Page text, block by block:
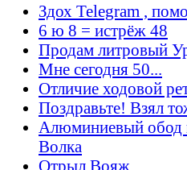
Здох Telegram ,
6 ю 8 = истрёж 48
Продам литровый
Мне сегодня 50...
Отличие ходовой
Поздравьте! Взял
Алюминиевый обод
Волка
Отрыл Вояж